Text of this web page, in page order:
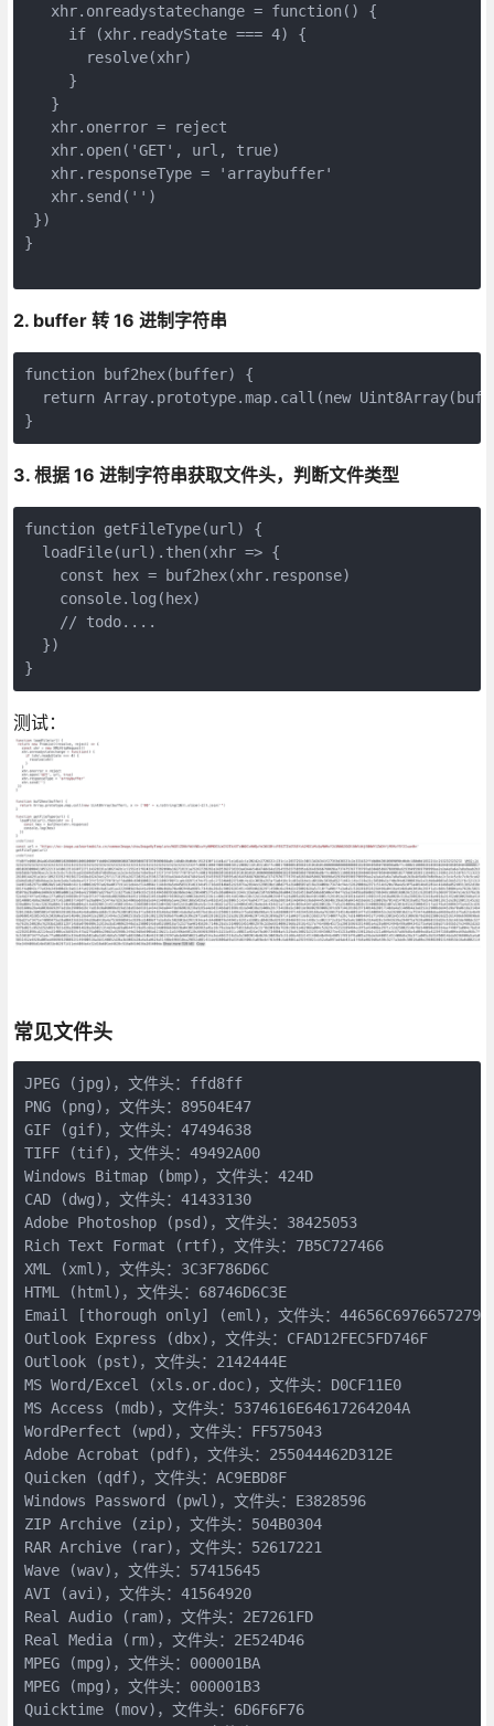
   xhr.onreadystatechange = function() {
     if (xhr.readyState === 4) {
       resolve(xhr)
     }
   }
   xhr.onerror = reject
   xhr.open('GET', url, true)
   xhr.responseType = 'arraybuffer'
   xhr.send('')
})
}
2. buffer 转 16 进制字符串
function buf2hex(buffer) {
return Array.prototype.map.call(new
}
3. 根据 16 进制字符串获取文件头，判断文件类型
function getFileType(url) {
  loadFile(url).then(xhr => {
    const hex = buf2hex(xhr.response)
    console.log(hex)
    // todo....
  })
}
测试：
常见文件头
JPEG (jpg)，文件头：ffd8ff
PNG (png)，文件头：89504E47
GIF (gif)，文件头：47494638
TIFF (tif)，文件头：49492A00
Windows Bitmap (bmp)，文件头：424D
CAD (dwg)，文件头：41433130
Adobe Photoshop (psd)，文件头：38425053
Rich Text Format (rtf)，文件头：7B5C727466
XML (xml)，文件头：3C3F786D6C
HTML (html)，文件头：68746D6C3E
Email [thorough only] (eml)，文件头：
Outlook Express (dbx)，文件头：CFAD12FEC5FD746F
Outlook (pst)，文件头：2142444E
MS Word/Excel (xls.or.doc)，文件头：D0CF11E0
MS Access (mdb)，文件头：5374616E64617264204A
WordPerfect (wpd)，文件头：FF575043
Adobe Acrobat (pdf)，文件头：255044462D312E
Quicken (qdf)，文件头：AC9EBD8F
Windows Password (pwl)，文件头：E3828596
ZIP Archive (zip)，文件头：504B0304
RAR Archive (rar)，文件头：52617221
Wave (wav)，文件头：57415645
AVI (avi)，文件头：41564920
Real Audio (ram)，文件头：2E7261FD
Real Media (rm)，文件头：2E524D46
MPEG (mpg)，文件头：000001BA
MPEG (mpg)，文件头：000001B3
Quicktime (mov)，文件头：6D6F6F76